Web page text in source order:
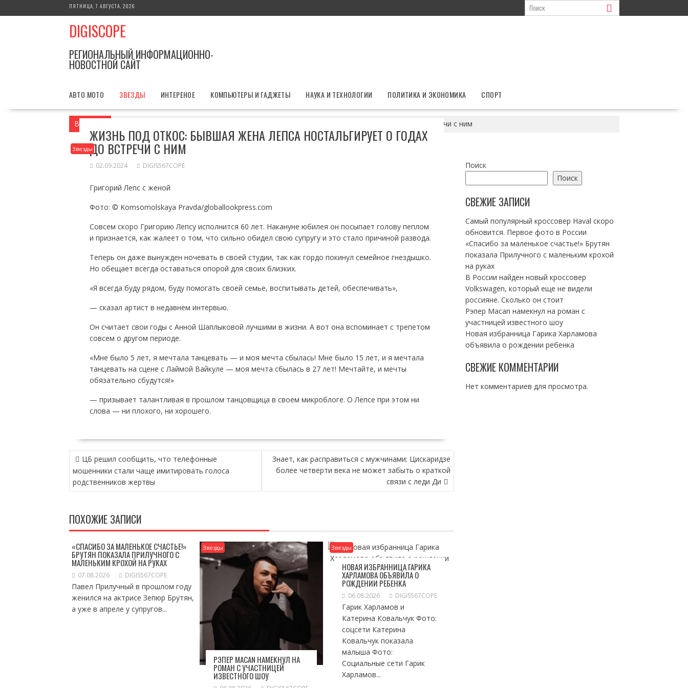
к
ПЯТНИЦА, 7 АВГУСТА, 2026
DIGISCOPE
РЕГИОНАЛЬНЫЙ ИНФОРМАЦИОННО-
НОВОСТНОЙ САЙТ
АВТО МОТО ЗВЕЗДЫ ИНТЕРЕНОЕ КОМПЬЮТЕРЫ И ГАДЖЕТЫ НАУКА И ТЕХНОЛОГИИ ПОЛИТИКА И ЭКОНОМИКА СПОРТ
Вы здесь Жизнь под откос: бывшая жена Лепса ностальгирует о годах до встречи с ним
Звезды
ЖИЗНЬ ПОД ОТКОС: БЫВШАЯ ЖЕНА ЛЕПСА НОСТАЛЬГИРУЕТ О ГОДАХ
ДО ВСТРЕЧИ С НИМ
02.09.2024 DIGIS567COPE
Григорий Лепс с женой
Фото: © Komsomolskaya Pravda/globallookpress.com
Совсем скоро Григорию Лепсу исполнится 60 лет. Накануне юбилея он посыпает голову пеплом
и признается, как жалеет о том, что сильно обидел свою супругу и это стало причиной развода.
Теперь он даже вынужден ночевать в своей студии, так как гордо покинул семейное гнездышко.
Но обещает всегда оставаться опорой для своих близких.
«Я всегда буду рядом, буду помогать своей семье, воспитывать детей, обеспечивать»,
— сказал артист в недавнем интервью.
Он считает свои годы с Анной Шаплыковой лучшими в жизни. А вот она вспоминает с трепетом
совсем о другом периоде.
«Мне было 5 лет, я мечтала танцевать — и моя мечта сбылась! Мне было 15 лет, и я мечтала
танцевать на сцене с Лаймой Вайкуле — моя мечта сбылась в 27 лет! Мечтайте, и мечты
обязательно сбудутся!»
— призывает талантливая в прошлом танцовщица в своем микроблоге. О Лепсе при этом ни
слова — ни плохого, ни хорошего.
НАВИГАЦИЯ
ПО
ЗАПИСЯМ
ЦБ решил сообщить, что телефонные
мошенники стали чаще имитировать голоса
родственников жертвы
Знает, как расправиться с мужчинами: Цискаридзе
более четверти века не может забыть о краткой
связи с леди Ди
ПОХОЖИЕ ЗАПИСИ
«СПАСИБО ЗА МАЛЕНЬКОЕ СЧАСТЬЕ!»
БРУТЯН ПОКАЗАЛА ПРИЛУЧНОГО С
МАЛЕНЬКИМ КРОХОЙ НА РУКАХ
07.08.2026 DIGIS567COPE
Павел Прилучный в прошлом году
женился на актрисе Зепюр Брутян,
а уже в апреле у супругов...
Звезды
РЭПЕР MACAN НАМЕКНУЛ НА
РОМАН С УЧАСТНИЦЕЙ
ИЗВЕСТНОГО ШОУ
Звезды
НОВАЯ ИЗБРАННИЦА ГАРИКА
ХАРЛАМОВА ОБЪЯВИЛА О
РОЖДЕНИИ РЕБЕНКА
06.08.2026 DIGIS567COPE
Гарик Харламов и
Катерина Ковальчук Фото:
соцсети Катерина
Ковальчук показала
малыша Фото:
Социальные сети Гарик
Харламов...
Поиск
Поиск
СВЕЖИЕ ЗАПИСИ
Самый популярный кроссовер Haval скоро
обновится. Первое фото в России
«Спасибо за маленькое счастье!» Брутян
показала Прилучного с маленьким крохой
на руках
В России найден новый кроссовер
Volkswagen, который еще не видели
россияне. Сколько он стоит
Рэпер Macan намекнул на роман с
участницей известного шоу
Новая избранница Гарика Харламова
объявила о рождении ребенка
СВЕЖИЕ КОММЕНТАРИИ
Нет комментариев для просмотра.